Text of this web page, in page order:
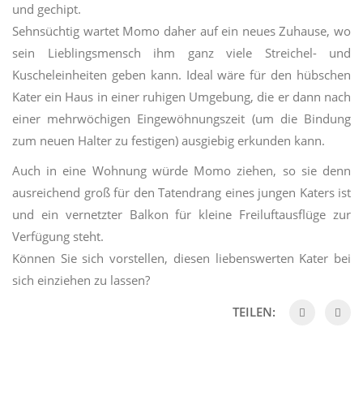
und gechipt.
Sehnsüchtig wartet Momo daher auf ein neues Zuhause, wo
sein Lieblingsmensch ihm ganz viele Streichel- und
Kuscheleinheiten geben kann. Ideal wäre für den hübschen
Kater ein Haus in einer ruhigen Umgebung, die er dann nach
einer mehrwöchigen Eingewöhnungszeit (um die Bindung
zum neuen Halter zu festigen) ausgiebig erkunden kann.
Auch in eine Wohnung würde Momo ziehen, so sie denn
ausreichend groß für den Tatendrang eines jungen Katers ist
und ein vernetzter Balkon für kleine Freiluftausflüge zur
Verfügung steht.
Können Sie sich vorstellen, diesen liebenswerten Kater bei
sich einziehen zu lassen?
TEILEN: